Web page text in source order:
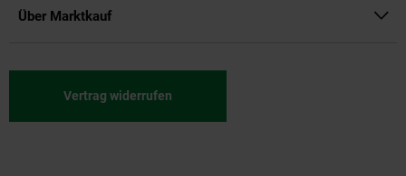
Über Marktkauf
Vertrag widerrufen